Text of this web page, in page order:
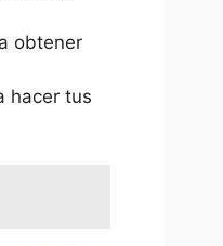
obtener
⁢hacer tus